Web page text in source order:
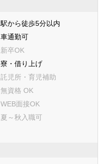
駅から徒歩5分以内
車通勤可
新卒OK
寮・借り上げ
託児所・育児補助
無資格 OK
WEB面接OK
夏～秋入職可